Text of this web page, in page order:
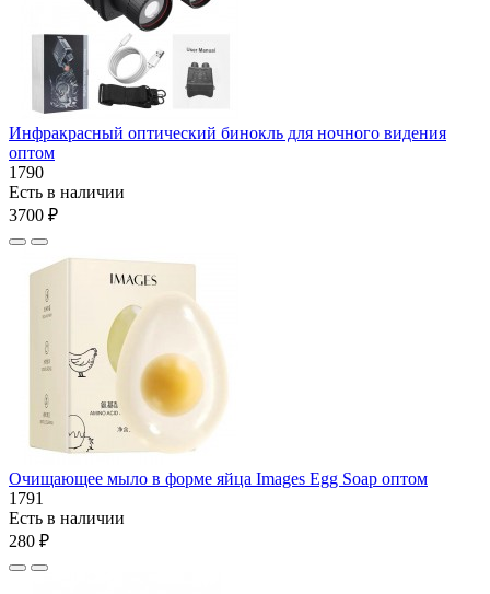
Инфракрасный оптический бинокль для ночного видения
оптом
1790
Есть в наличии
3700 ₽
Очищающее мыло в форме яйца Images Egg Soap оптом
1791
Есть в наличии
280 ₽